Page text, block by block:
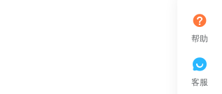
帮助
客服